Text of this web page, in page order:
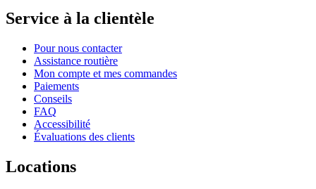
Service à la clientèle
Pour nous contacter
Assistance routière
Mon compte et mes commandes
Paiements
Conseils
FAQ
Accessibilité
Évaluations des clients
Locations